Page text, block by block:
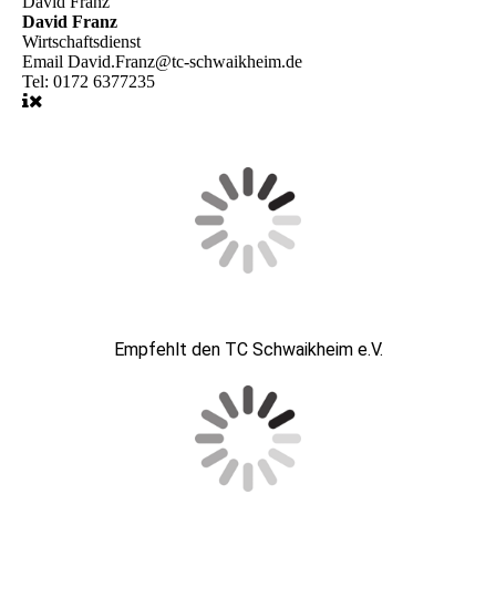
David Franz
Wirtschaftsdienst
Email David.Franz@tc-schwaikheim.de
Tel: 0172 6377235
Empfehlt den TC Schwaikheim e.V.